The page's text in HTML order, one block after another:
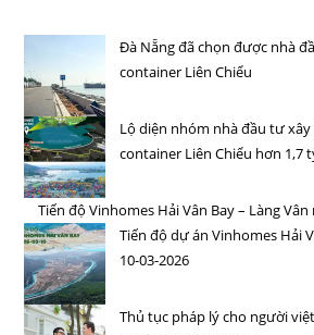
Đà Nẵng đã chọn được nhà
container Liên Chiểu
Lộ diện nhóm nhà đầu tư xây
container Liên Chiểu hơn 1,7
Tiến độ Vinhomes Hải Vân
2026-03-13
10-03-2026